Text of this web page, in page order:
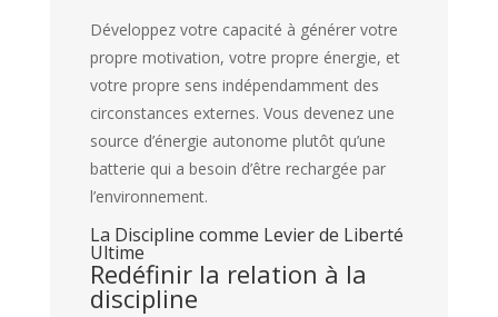
Développez votre capacité à générer votre
propre motivation, votre propre énergie, et
votre propre sens indépendamment des
circonstances externes. Vous devenez une
source d’énergie autonome plutôt qu’une
batterie qui a besoin d’être rechargée par
l’environnement.
La Discipline comme Levier de Liberté
Ultime
Redéfinir la relation à la
discipline